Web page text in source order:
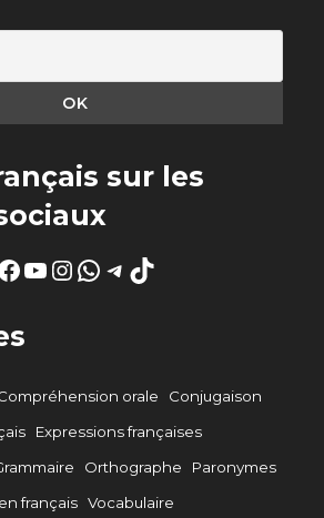
sur les
YouTube
Instagram
WhatsApp
Telegram
TikTok
orale
Conjugaison
Expressions françaises
Orthographe
Paronymes
français Vocabulaire